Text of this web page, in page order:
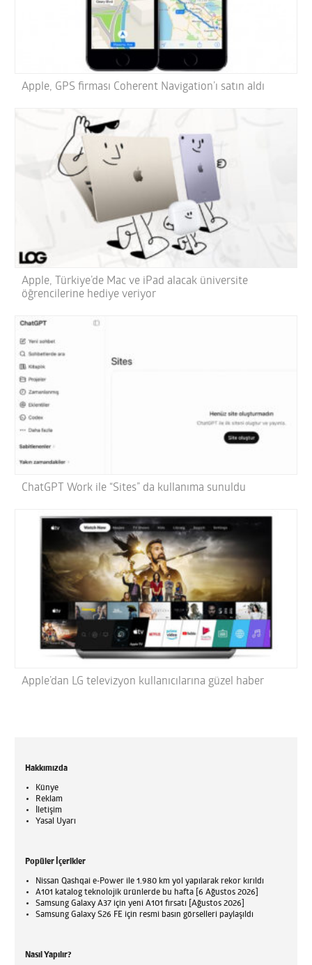
Apple, GPS firması Coherent Navigation’ı satın aldı
Apple, Türkiye’de Mac ve iPad alacak üniversite
öğrencilerine hediye veriyor
ChatGPT Work ile “Sites” da kullanıma sunuldu
Apple’dan LG televizyon kullanıcılarına güzel haber
Hakkımızda
Künye
Reklam
İletişim
Yasal Uyarı
Popüler İçerikler
Nissan Qashqai e-Power ile 1.980 km yol yapılarak rekor kırıldı
A101 katalog teknolojik ürünlerde bu hafta [6 Ağustos 2026]
Samsung Galaxy A37 için yeni A101 fırsatı [Ağustos 2026]
Samsung Galaxy S26 FE için resmi basın görselleri paylaşıldı
Nasıl Yapılır?